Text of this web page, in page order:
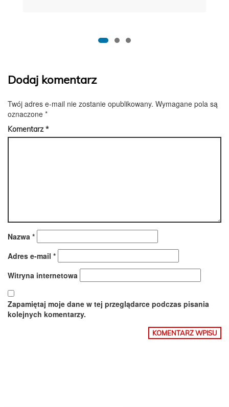
Dodaj komentarz
Twój adres e-mail nie zostanie opublikowany. Wymagane pola są
oznaczone *
Komentarz*
Nazwa *
Adres e-mail *
Witryna internetowa
Zapamiętaj moje dane w tej przeglądarce podczas pisania
kolejnych komentarzy.